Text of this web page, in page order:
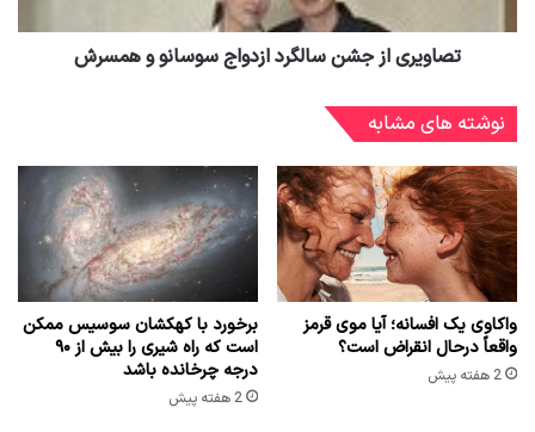
تصاویری از جشن سالگرد ازدواج سوسانو و همسرش
نوشته های مشابه
واکاوی یک افسانه؛ آیا موی قرمز
واقعاً درحال انقراض است؟
2 هفته پیش
برخورد با کهکشان سوسیس ممکن
است که راه شیری را بیش از ۹۰
درجه چرخانده باشد
2 هفته پیش